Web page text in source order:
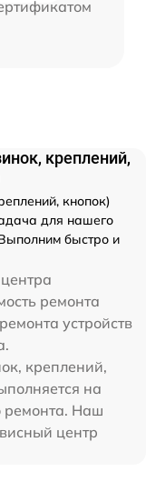
креплений,
кнопок)
для нашего
быстро и
ремонта
устройств
креплений,
на
ремонта. Наш
центр